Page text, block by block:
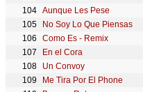
Aunque Les Pese
No Soy Lo Que Piensas
Como Es - Remix
En el Cora
Un Convoy
Me Tira Por El Phone